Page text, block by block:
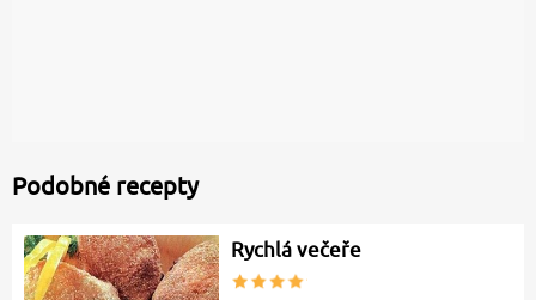
Podobné recepty
Rychlá večeře